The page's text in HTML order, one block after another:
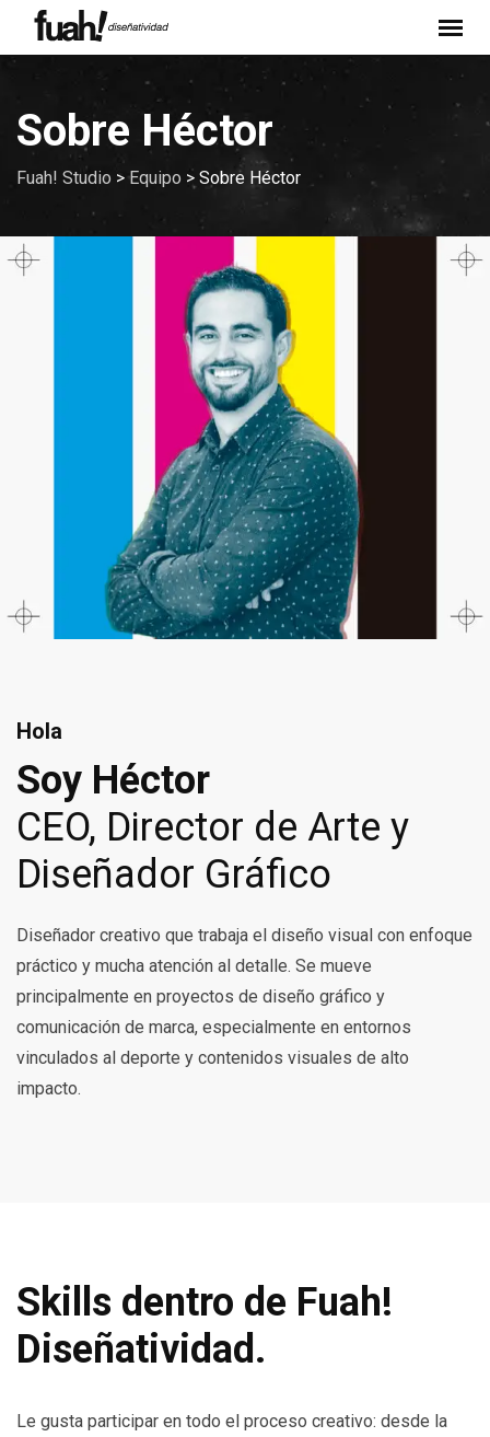
Sobre Héctor
Fuah! Studio >Equipo > Sobre Héctor
Hola
Soy Héctor
CEO, Director de Arte y
Diseñador Gráfico
Diseñador creativo que trabaja el diseño visual con enfoque
práctico y mucha atención al detalle. Se mueve
principalmente en proyectos de diseño gráfico y
comunicación de marca, especialmente en entornos
vinculados al deporte y contenidos visuales de alto
impacto.
Skills dentro de Fuah!
Diseñatividad.
Le gusta participar en todo el proceso creativo: desde la